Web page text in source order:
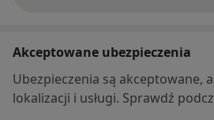
Akceptowane ubezpieczenia
Ubezpieczenia są akceptowane,
lokalizacji i usługi. Sprawdź